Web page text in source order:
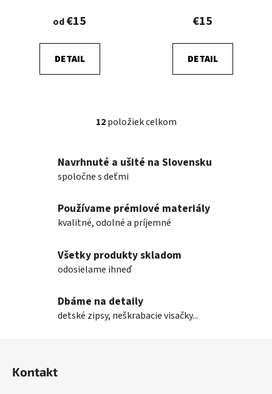
od€15
DETAIL
€15
DETAIL
O
l
á
c
i
r
y
v
12položiek celkom
Navrhnuté a ušité na Slovensku
spoločne s deťmi
Používame prémiové materiály
kvalitné, odolné a príjemné
Všetky produkty skladom
odosielame ihneď
Dbáme na detaily
detské zipsy, neškrabacie visačky...
Kontakt